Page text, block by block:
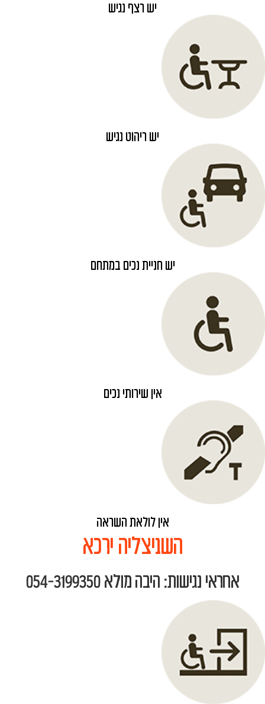
יש רצף נגיש
יש ריהוט נגיש
יש חניית נכים במתחם
אין שירותי נכים
אין לולאת השראה
השניצליה ירכא
אחראי נגישות: היבה מולא 054-3199350